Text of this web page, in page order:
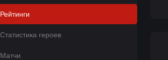
Рейтинги
Статистика героев
Матчи